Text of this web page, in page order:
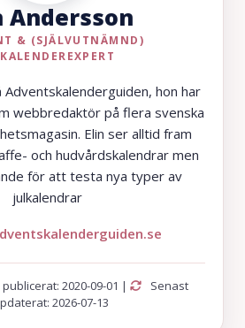
Andersson
& (SJÄLVUTNÄMND)
Adventskalenderguiden, hon har
webbredaktör på flera svenska
Elin ser alltid fram
och hudvårdskalendrar men
för att testa nya typer av
julkalendrar
2020-09-01 |
Senast
2026-07-13